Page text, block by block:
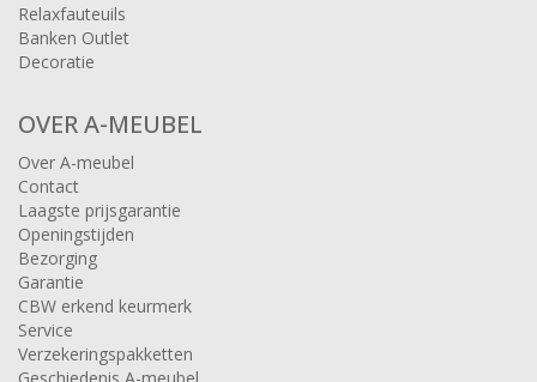
Relaxfauteuils
Banken Outlet
Decoratie
OVER A-MEUBEL
Over A-meubel
Contact
Laagste prijsgarantie
Openingstijden
Bezorging
Garantie
CBW erkend keurmerk
Service
Verzekeringspakketten
Geschiedenis A-meubel